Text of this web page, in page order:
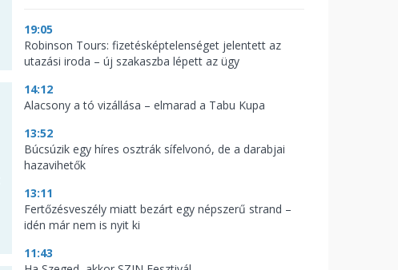
19:05
Robinson Tours: fizetésképtelenséget jelentett az
utazási iroda – új szakaszba lépett az ügy
14:12
Alacsony a tó vizállása – elmarad a Tabu Kupa
13:52
Búcsúzik egy híres osztrák sífelvonó, de a darabjai
hazavihetők
13:11
Fertőzésveszély miatt bezárt egy népszerű strand –
idén már nem is nyit ki
11:43